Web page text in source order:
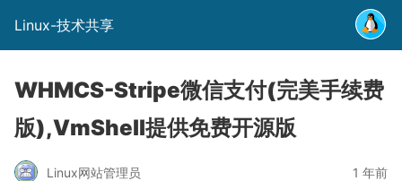
Linux-技术共享
WHMCS-Stripe微信支付(完美手续费
版),VmShell提供免费开源版
Linux网站管理员 1 年前